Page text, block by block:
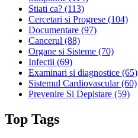
Stiati ca? (113)
Cercetari si Progrese (104)
Documentare (97)
Cancerul (88)
Organe si Sisteme (70)
Infectii (69)
Examinari si diagnostice (65)
Sistemul Cardiovascular(60)
Prevenire Si Depistare (59)
Top Tags